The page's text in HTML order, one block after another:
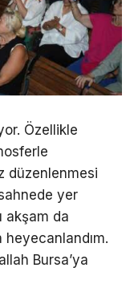
Özellikle
düzenlenmesi
yer
akşam da
heyecanlandım.
Bursa’ya